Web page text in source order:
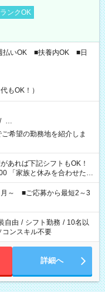
ンクOK
払いOK ■扶養内OK ■日
もOK！）
/ …
希望の勤務地を紹介しま
た
たい」 「できれば残業はし
※Wワーク希望
務時間と、もう1つのお仕事
る場合は応募できません。
月～ ■ご応募から最短2～3
自由 / シフト勤務 / 10名以
コンスキル不要
詳細へ